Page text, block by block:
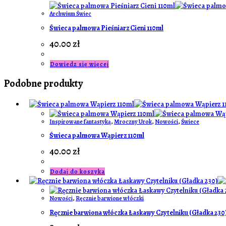
Archwium Świec
Świeca palmowa Pieśniarz Cieni 110ml
40.00zł
Dowiedz się więcej
Podobne produkty
Inspirowane fantastyką,Mroczny Urok,Nowości,Świece
Świeca palmowa Wąpierz 110ml
40.00zł
Dodaj do koszyka
Nowości,Ręcznie barwione włóczki
Ręcznie barwiona włóczka Łaskawy Czytelniku (Gładka